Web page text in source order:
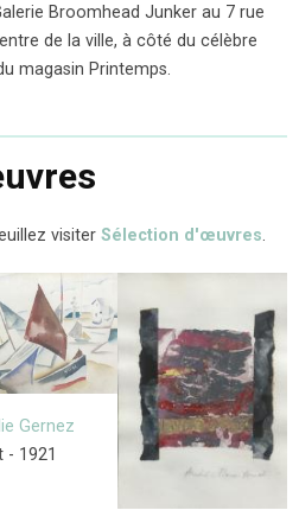
Broomhead Junker au 7 rue
de la ville, à côté du célèbre
magasin Printemps.
visiter Sélection d'œuvres.
Gernez
- 1921